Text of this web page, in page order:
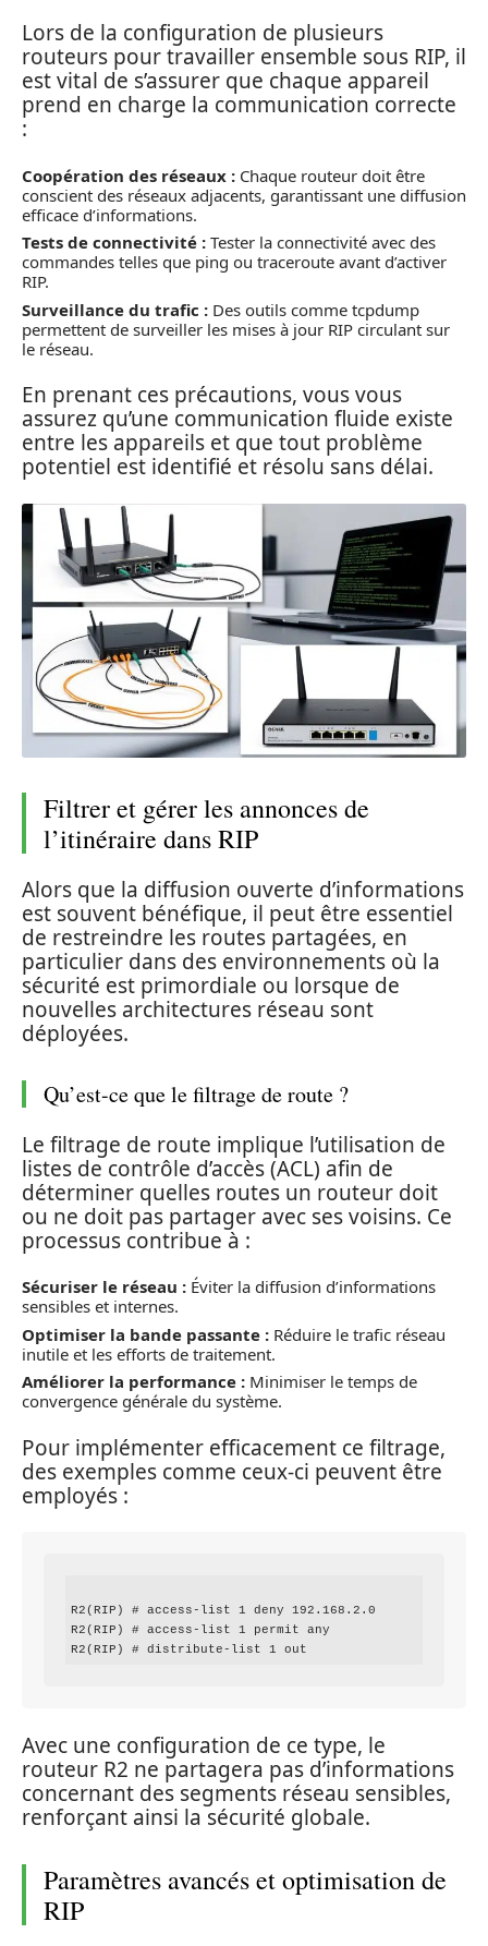
Lors de la configuration de plusieurs
routeurs pour travailler ensemble sous RIP, il
est vital de s’assurer que chaque appareil
prend en charge la communication correcte
:
Coopération des réseaux : Chaque routeur doit être
conscient des réseaux adjacents, garantissant une diffusion
efficace d’informations.
Tests de connectivité : Tester la connectivité avec des
commandes telles que ping ou traceroute avant d’activer
RIP.
Surveillance du trafic : Des outils comme tcpdump
permettent de surveiller les mises à jour RIP circulant sur
le réseau.
En prenant ces précautions, vous vous
assurez qu’une communication fluide existe
entre les appareils et que tout problème
potentiel est identifié et résolu sans délai.
Filtrer et gérer les annonces de
l’itinéraire dans RIP
Alors que la diffusion ouverte d’informations
est souvent bénéfique, il peut être essentiel
de restreindre les routes partagées, en
particulier dans des environnements où la
sécurité est primordiale ou lorsque de
nouvelles architectures réseau sont
déployées.
Qu’est-ce que le filtrage de route ?
Le filtrage de route implique l’utilisation de
listes de contrôle d’accès (ACL) afin de
déterminer quelles routes un routeur doit
ou ne doit pas partager avec ses voisins. Ce
processus contribue à :
Sécuriser le réseau : Éviter la diffusion d’informations
sensibles et internes.
Optimiser la bande passante : Réduire le trafic réseau
inutile et les efforts de traitement.
Améliorer la performance : Minimiser le temps de
convergence générale du système.
Pour implémenter efficacement ce filtrage,
des exemples comme ceux-ci peuvent être
employés :
R2(RIP) # access-list 1 deny 192.168.2.0
R2(RIP) # access-list 1 permit any
Avec une configuration de ce type, le
routeur R2 ne partagera pas d’informations
concernant des segments réseau sensibles,
renforçant ainsi la sécurité globale.
Paramètres avancés et optimisation de
RIP